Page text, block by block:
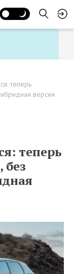
теперь
версия
теперь